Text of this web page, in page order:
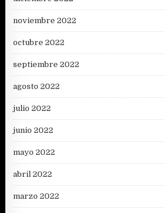
noviembre 2022
octubre 2022
septiembre 2022
agosto 2022
julio 2022
junio 2022
mayo 2022
abril 2022
marzo 2022